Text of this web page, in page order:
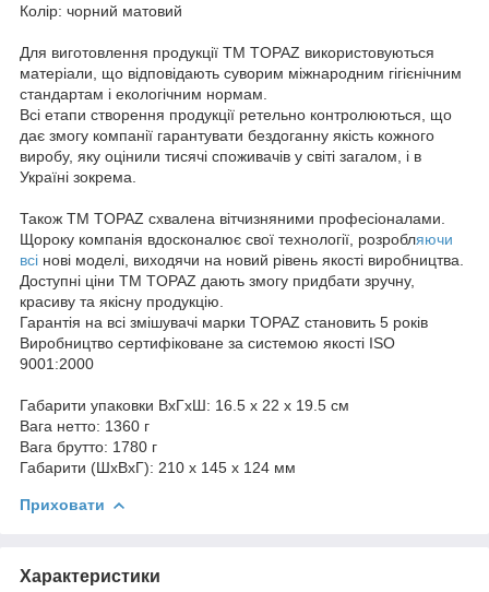
Колір: чорний матовий
Для виготовлення продукції ТМ TOPAZ використовуються
матеріали, що відповідають суворим міжнародним гігієнічним
стандартам і екологічним нормам.
Всі етапи створення продукції ретельно контролюються, що
дає змогу компанії гарантувати бездоганну якість кожного
виробу, яку оцінили тисячі споживачів у світі загалом, і в
Україні зокрема.
Також ТМ TOPAZ схвалена вітчизняними професіоналами.
Щороку компанія вдосконалює свої технології, розробляючи
всі нові моделі, виходячи на новий рівень якості виробництва.
Доступні ціни ТМ TOPAZ дають змогу придбати зручну,
красиву та якісну продукцію.
Гарантія на всі змішувачі марки TOPAZ становить 5 років
Виробництво сертифіковане за системою якості ISO
9001:2000
Габарити упаковки ВхГхШ: 16.5 х 22 х 19.5 см
Вага нетто: 1360 г
Вага брутто: 1780 г
Габарити (ШхВхГ): 210 х 145 х 124 мм
Приховати
Характеристики